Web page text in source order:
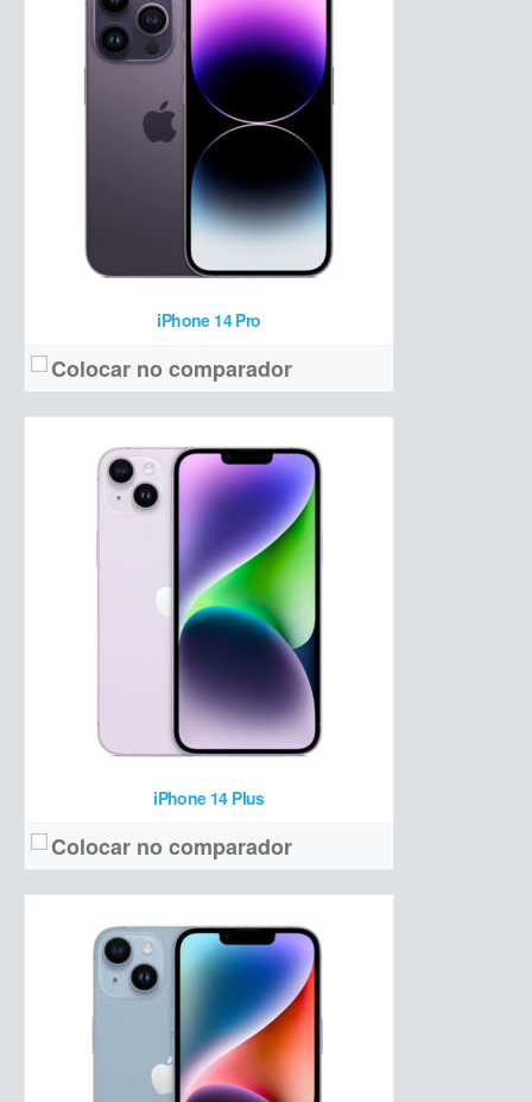
iPhone 14 Pro
Colocar no comparador
iPhone 14 Plus
Colocar no comparador
Câmera:Tripla (12 MP + 12 MP ultrawide)
Hardware:Apple A15 Bionic + 4 GB de RAM + 128/256/512GB/ de armazenamento
Bateria:
4373 mAh
Preço de lançamento:R$ 8.599
OLED 6,1 polegadas Full HD+
Câmera: Dupla (12 MP + 12 MP ultrawide)
Apple A15 Bionic + 4 GB de RAM + 128/256/512 GB NVMe
3095 mAh
Preço de lançamento:R$ 7.599
Ver detalhes →
IPS 4,7 polegadas HD
Câmera: 12 MP f/1.8 OIS
Hardware:
Apple A15 Bionic + 3 GB de RAM + 64/128/256 GB NVMe
Bateria:
a confirmar
Preço de lançamento:a partir de R$ 4.199 (64 GB)